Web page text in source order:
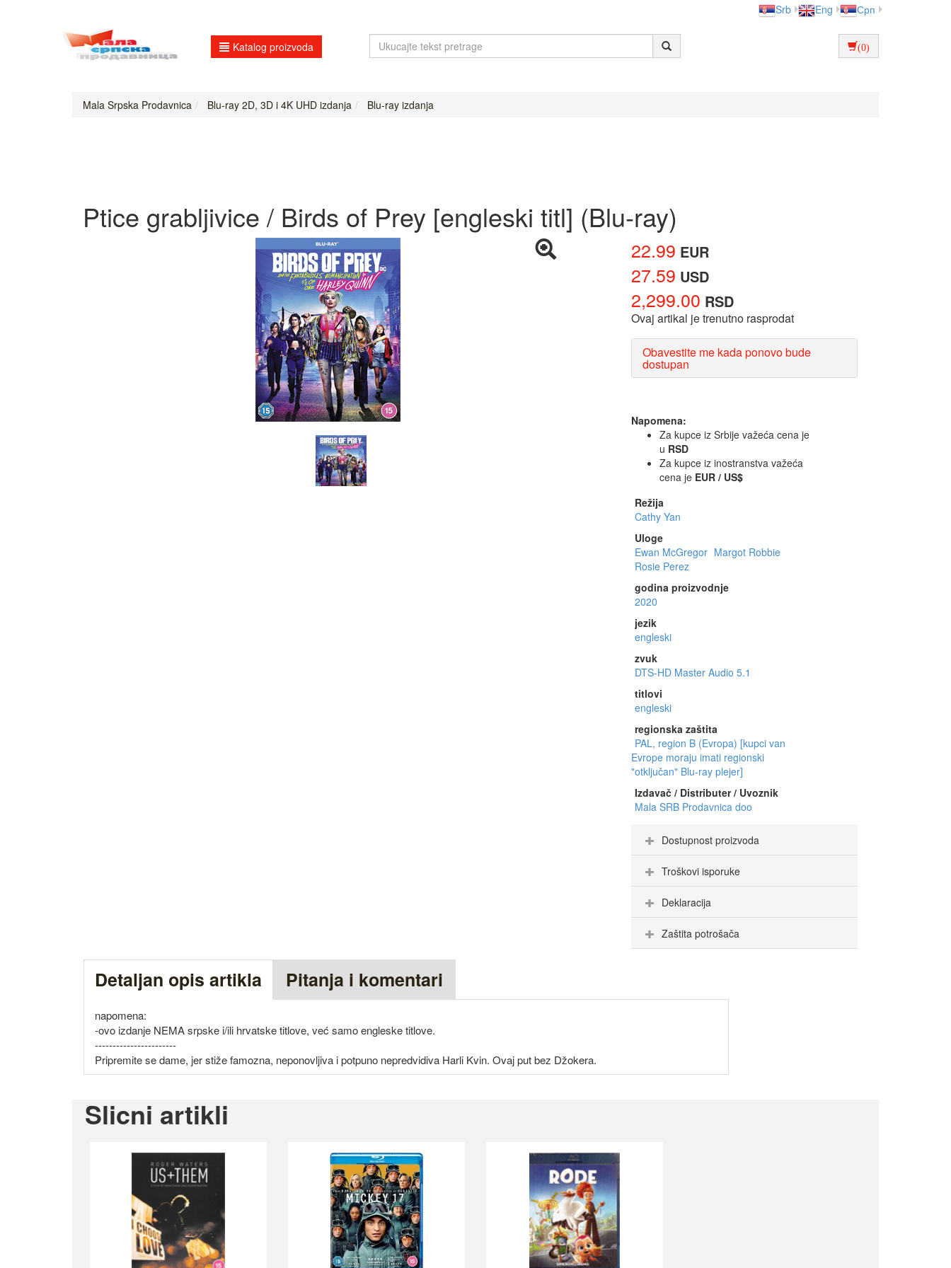
Srb Eng Срп
Katalog proizvoda (0)
Mala Srpska Prodavnica Blu-ray 2D, 3D i 4K UHD izdanja Blu-ray izdanja
Ptice grabljivice / Birds of Prey [engleski titl] (Blu-ray)
22.99 EUR
27.59 USD
2,299.00 RSD
Ovaj artikal je trenutno rasprodat
Obavestite me kada ponovo bude
dostupan
Napomena:
Za kupce iz Srbije važeća cena je
u RSD
Za kupce iz inostranstva važeća
cena je EUR / US$
Režija
Cathy Yan
Uloge
Ewan McGregor Margot Robbie
Rosie Perez
godina proizvodnje
2020
jezik
engleski
zvuk
DTS-HD Master Audio 5.1
titlovi
engleski
regionska zaštita
PAL, region B (Evropa) [kupci van
Evrope moraju imati regionski
"otključan" Blu-ray plejer]
Izdavač / Distributer / Uvoznik
Mala SRB Prodavnica doo
Dostupnost proizvoda
Troškovi isporuke
Deklaracija
Zaštita potrošača
Detaljan opis artikla Pitanja i komentari
napomena:
-ovo izdanje NEMA srpske i/ili hrvatske titlove, već samo engleske titlove.
-----------------------
Pripremite se dame, jer stiže famozna, neponovljiva i potpuno nepredvidiva Harli Kvin. Ovaj put bez Džokera.
Slicni artikli